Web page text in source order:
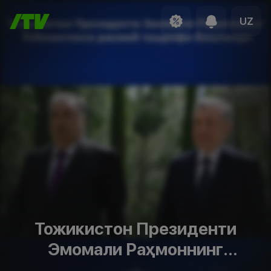
UZ
Тожикистон Президенти
Эмомали Раҳмоннинг